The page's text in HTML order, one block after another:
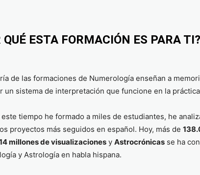
QUÉ ESTA FORMACIÓN ES PARA TI?
de las formaciones de Numerología enseñan a
un sistema de interpretación que funcione en la
tiempo he formado a miles de estudiantes, he
proyectos más seguidos en español. Hoy, más de
millones de visualizaciones y Astrocrónicas se ha
y Astrología en habla hispana.